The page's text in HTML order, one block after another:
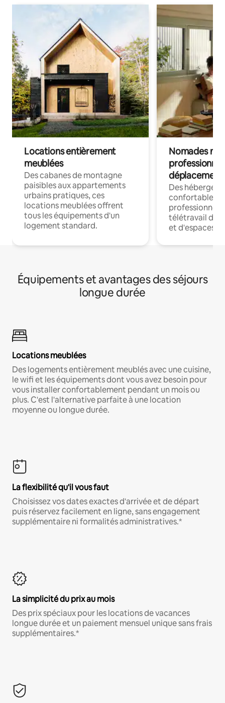
Locations entièrement
meublées
Des cabanes de montagne
paisibles aux appartements
urbains pratiques, ces
locations meublées offrent
tous les équipements d'un
logement standard.
Nomades
déplacement
Des
confortables
professionnels
télétravail
et d'espaces
Équipements et avantages des séjours
longue durée
Locations meublées
Des logements entièrement meublés avec une cuisine,
le wifi et les équipements dont vous avez besoin pour
vous installer confortablement pendant un mois ou
plus. C'est l'alternative parfaite à une location
moyenne ou longue durée.
La flexibilité qu'il vous faut
Choisissez vos dates exactes d'arrivée et de départ
puis réservez facilement en ligne, sans engagement
supplémentaire ni formalités administratives.*
La simplicité du prix au mois
Des prix spéciaux pour les locations de vacances
longue durée et un paiement mensuel unique sans frais
supplémentaires.*